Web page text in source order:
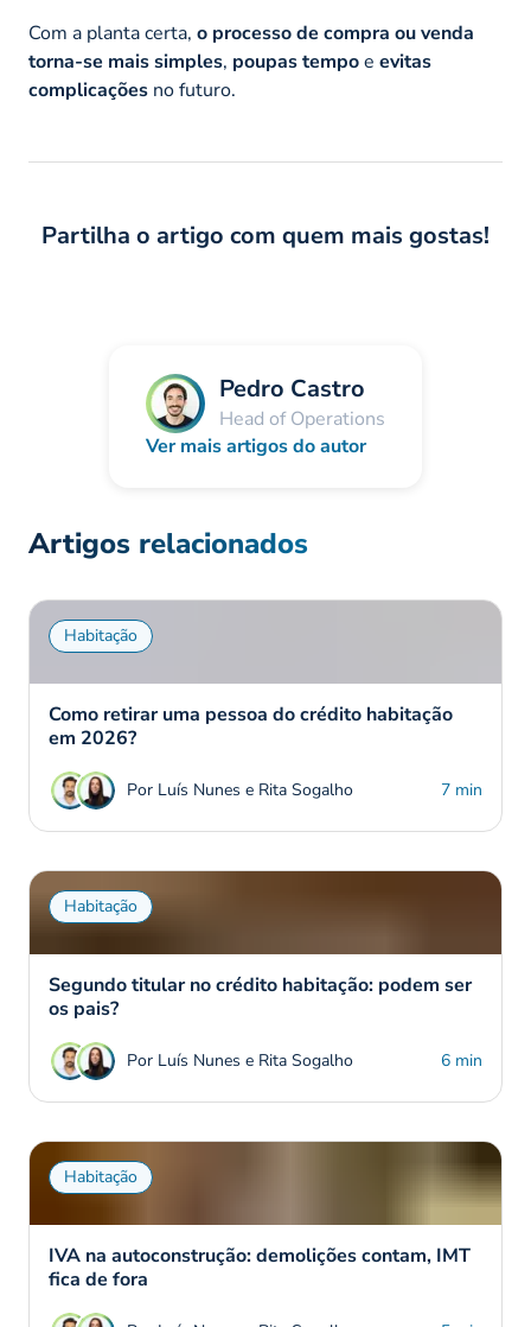
Com a planta certa, o processo de compra ou venda
torna-se mais simples, poupas tempoe evitas
complicações no futuro.
Partilha o artigo com quem mais gostas!
Pedro Castro
Head of Operations
Ver mais artigos do autor
Artigos relacionados
Habitação
Como retirar uma pessoa do crédito habitação
em 2026?
Por Luís Nunes e Rita Sogalho 7 min
Habitação
Segundo titular no crédito habitação: podem ser
os pais?
Por Luís Nunes e Rita Sogalho 6 min
Habitação
IVA na autoconstrução: demolições contam, IMT
fica de fora